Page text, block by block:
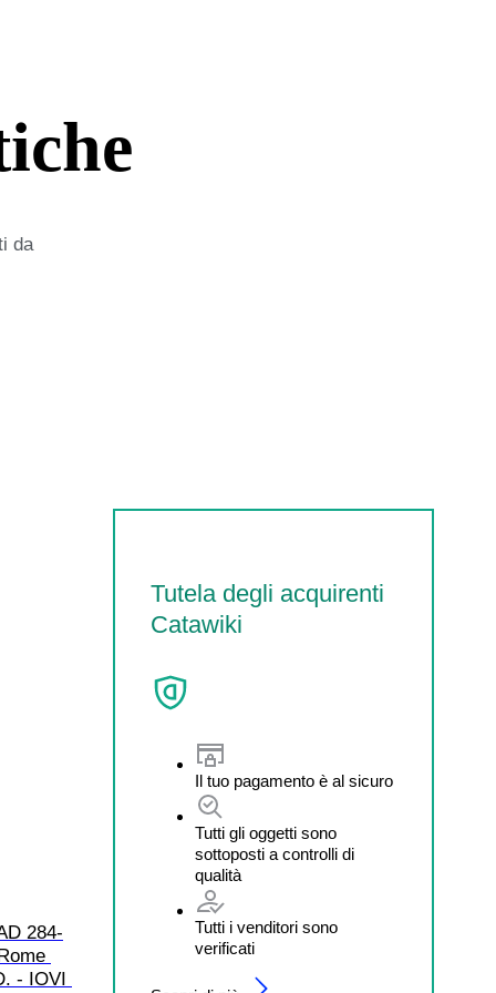
da
Tutela degli acquirenti
Catawiki
Il tuo pagamento è al sicuro
Tutti gli oggetti sono
sottoposti a controlli di
qualità
Tutti i venditori sono
verificati
284-
- IOVI